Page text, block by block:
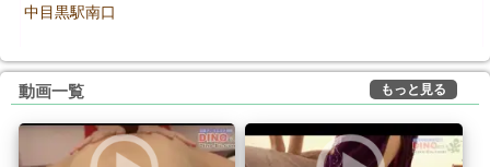
中目黒駅南口
動画一覧 もっと見る